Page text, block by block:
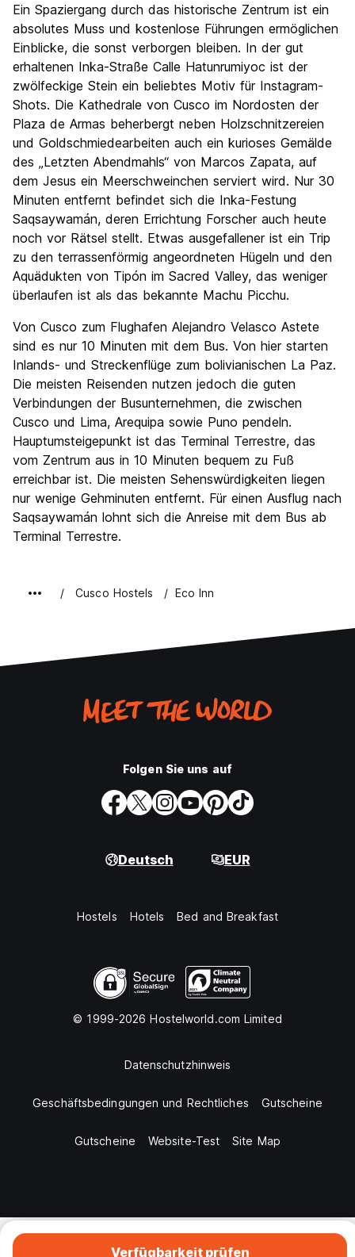
Verfügbarkeit prüfen
Ein Spaziergang durch das historische Zentrum ist ein
absolutes Muss und kostenlose Führungen ermöglichen
Einblicke, die sonst verborgen bleiben. In der gut
erhaltenen Inka-Straße Calle Hatunrumiyoc ist der
zwölfeckige Stein ein beliebtes Motiv für Instagram-
Shots. Die Kathedrale von Cusco im Nordosten der
Plaza de Armas beherbergt neben Holzschnitzereien
und Goldschmiedearbeiten auch ein kurioses Gemälde
des „Letzten Abendmahls“ von Marcos Zapata, auf
dem Jesus ein Meerschweinchen serviert wird. Nur 30
Minuten entfernt befindet sich die Inka-Festung
Saqsaywamán, deren Errichtung Forscher auch heute
noch vor Rätsel stellt. Etwas ausgefallener ist ein Trip
zu den terrassenförmig angeordneten Hügeln und den
Aquädukten von Tipón im Sacred Valley, das weniger
überlaufen ist als das bekannte Machu Picchu.
Von Cusco zum Flughafen Alejandro Velasco Astete
sind es nur 10 Minuten mit dem Bus. Von hier starten
Inlands- und Streckenflüge zum bolivianischen La Paz.
Die meisten Reisenden nutzen jedoch die guten
Verbindungen der Busunternehmen, die zwischen
Cusco und Lima, Arequipa sowie Puno pendeln.
Hauptumsteigepunkt ist das Terminal Terrestre, das
vom Zentrum aus in 10 Minuten bequem zu Fuß
erreichbar ist. Die meisten Sehenswürdigkeiten liegen
nur wenige Gehminuten entfernt. Für einen Ausflug nach
Saqsaywamán lohnt sich die Anreise mit dem Bus ab
Terminal Terrestre.
Cusco Hostels Eco Inn
Folgen Sie uns auf
Deutsch EUR
Hostels Hotels Bed and Breakfast
© 1999-2026 Hostelworld.com Limited
Datenschutzhinweis
Geschäftsbedingungen und Rechtliches Gutscheine
Gutscheine Website-Test Site Map